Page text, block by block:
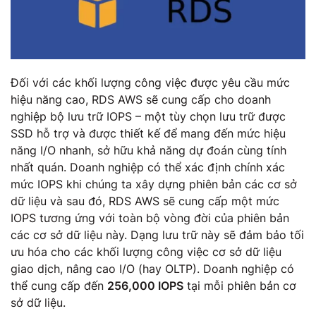
Đối với các khối lượng công việc được yêu cầu mức
hiệu năng cao, RDS AWS sẽ cung cấp cho doanh
nghiệp bộ lưu trữ IOPS – một tùy chọn lưu trữ được
SSD hỗ trợ và được thiết kế để mang đến mức hiệu
năng I/O nhanh, sở hữu khả năng dự đoán cùng tính
nhất quán. Doanh nghiệp có thể xác định chính xác
mức IOPS khi chúng ta xây dựng phiên bản các cơ sở
dữ liệu và sau đó, RDS AWS sẽ cung cấp một mức
IOPS tương ứng với toàn bộ vòng đời của phiên bản
các cơ sở dữ liệu này. Dạng lưu trữ này sẽ đảm bảo tối
ưu hóa cho các khối lượng công việc cơ sở dữ liệu
giao dịch, nâng cao I/O (hay OLTP). Doanh nghiệp có
thể cung cấp đến 256,000 IOPS tại mỗi phiên bản cơ
sở dữ liệu.